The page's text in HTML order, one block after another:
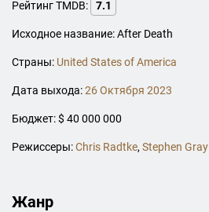
Рейтинг TMDB: 7.1
Исходное название: After Death
Страны: United States of America
Дата выхода:26 Октября 2023
Бюджет: $ 40 000 000
Режиссеры:Chris Radtke, Stephen Gray
Жанр